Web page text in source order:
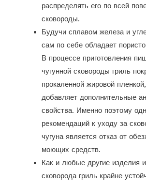
распределять его по всей
сковороды.
Будучи сплавом железа и
сам по себе обладает
В процессе приготовления
чугунной сковороды гриль
прокаленной жировой
добавляет дополнительные
свойства. Именно поэтому
рекомендаций к уходу за
чугуна является отказ от
моющих средств.
Как и любые другие изделия
сковорода гриль крайне